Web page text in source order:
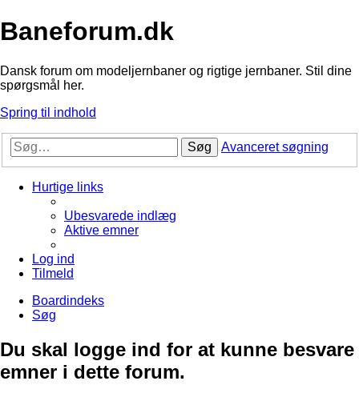
Baneforum.dk
Dansk forum om modeljernbaner og rigtige jernbaner. Stil dine
spørgsmål her.
Spring til indhold
Søg Avanceret søgning
Hurtige links
Ubesvarede indlæg
Aktive emner
Log ind
Tilmeld
Boardindeks
Søg
Du skal logge ind for at kunne besvare
emner i dette forum.